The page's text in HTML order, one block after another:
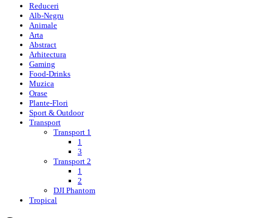
Reduceri
Alb-Negru
Animale
Arta
Abstract
Arhitectura
Gaming
Food-Drinks
Muzica
Orase
Plante-Flori
Sport & Outdoor
Transport
Transport 1
1
3
Transport 2
1
2
DJI Phantom
Tropical